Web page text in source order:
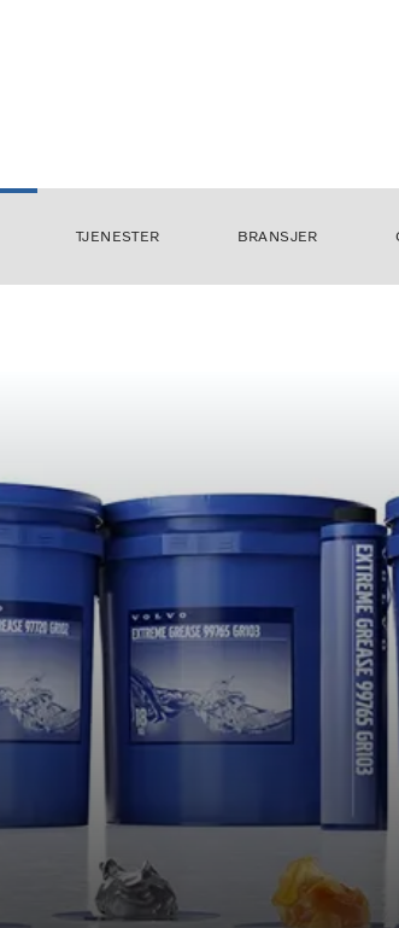
TJENESTER BRANSJER